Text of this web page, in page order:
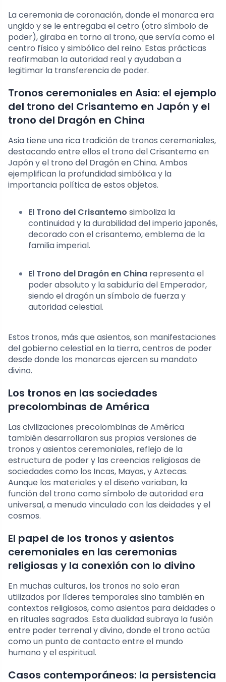
La ceremonia de coronación, donde el monarca era
ungido y se le entregaba el cetro (otro símbolo de
poder), giraba en torno al trono, que servía como el
centro físico y simbólico del reino. Estas prácticas
reafirmaban la autoridad real y ayudaban a
legitimar la transferencia de poder.
Tronos ceremoniales en Asia: el ejemplo
del trono del Crisantemo en Japón y el
trono del Dragón en China
Asia tiene una rica tradición de tronos ceremoniales,
destacando entre ellos el trono del Crisantemo en
Japón y el trono del Dragón en China. Ambos
ejemplifican la profundidad simbólica y la
importancia política de estos objetos.
El Trono del Crisantemo simboliza la
continuidad y la durabilidad del imperio japonés,
decorado con el crisantemo, emblema de la
familia imperial.
El Trono del Dragón en China representa el
poder absoluto y la sabiduría del Emperador,
siendo el dragón un símbolo de fuerza y
autoridad celestial.
Estos tronos, más que asientos, son manifestaciones
del gobierno celestial en la tierra, centros de poder
desde donde los monarcas ejercen su mandato
divino.
Los tronos en las sociedades
precolombinas de América
Las civilizaciones precolombinas de América
también desarrollaron sus propias versiones de
tronos y asientos ceremoniales, reflejo de la
estructura de poder y las creencias religiosas de
sociedades como los Incas, Mayas, y Aztecas.
Aunque los materiales y el diseño variaban, la
función del trono como símbolo de autoridad era
universal, a menudo vinculado con las deidades y el
cosmos.
El papel de los tronos y asientos
ceremoniales en las ceremonias
religiosas y la conexión con lo divino
En muchas culturas, los tronos no solo eran
utilizados por líderes temporales sino también en
contextos religiosos, como asientos para deidades o
en rituales sagrados. Esta dualidad subraya la fusión
entre poder terrenal y divino, donde el trono actúa
como un punto de contacto entre el mundo
humano y el espiritual.
Casos contemporáneos: la persistencia